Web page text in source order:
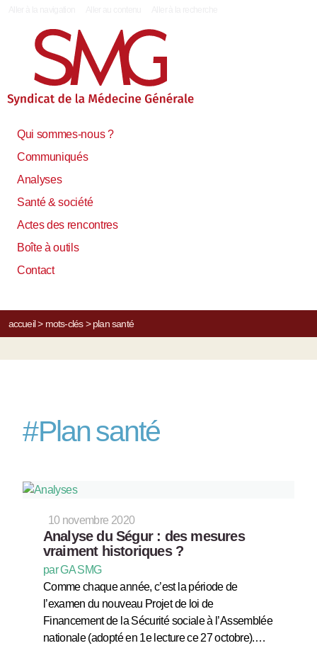
Qui sommes-nous ?
Communiqués
Analyses
Santé & société
Actes des rencontres
Boîte à outils
Contact
accueil> mots-clés> plan santé
#Plan santé
10 novembre 2020
Analyse du Ségur : des mesures
vraiment historiques ?
par GA SMG
Comme chaque année, c’est la période de
l’examen du nouveau Projet de loi de
Financement de la Sécurité sociale à l’Assemblée
nationale (adopté en 1e lecture ce 27 octobre).…